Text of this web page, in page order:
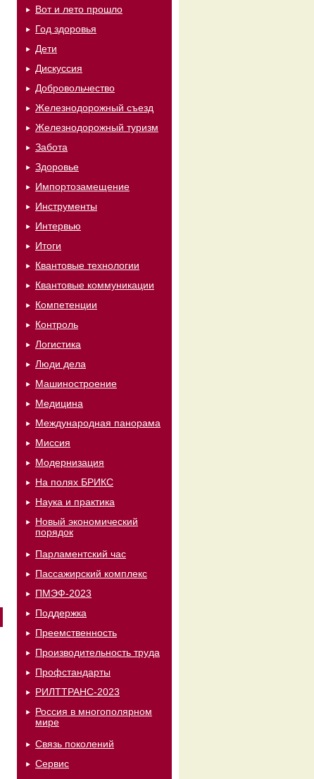
Вот и лето прошло
Год здоровья
Дети
Дискуссия
Добровольчество
Железнодорожный съезд
Железнодорожный туризм
Забота
Здоровье
Импортозамещение
Инструменты
Интервью
Итоги
Квантовые технологии
Квантовые коммуникации
Компетенции
Контроль
Логистика
Люди дела
Машиностроение
Медицина
Международная панорама
Миссия
Модернизация
На полях БРИКС
Наука и практика
Новый экономический
порядок
Парламентский час
Пассажирский комплекс
ПМЭФ-2023
Поддержка
Преемственность
Производительность труда
Профстандарты
РИЛТТРАНС-2023
Россия в многополярном
мире
Связь поколений
Сервис